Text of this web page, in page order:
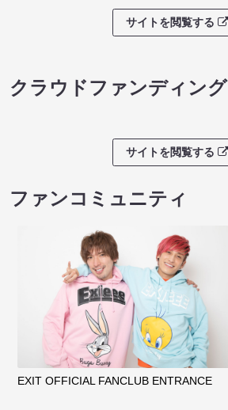
サイトを閲覧する
クラウドファンディング
サイトを閲覧する
ファンコミュニティ
EXIT OFFICIAL FANCLUB ENTRANCE